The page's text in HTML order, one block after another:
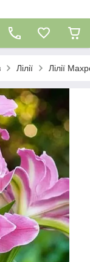
Лілії Лілії